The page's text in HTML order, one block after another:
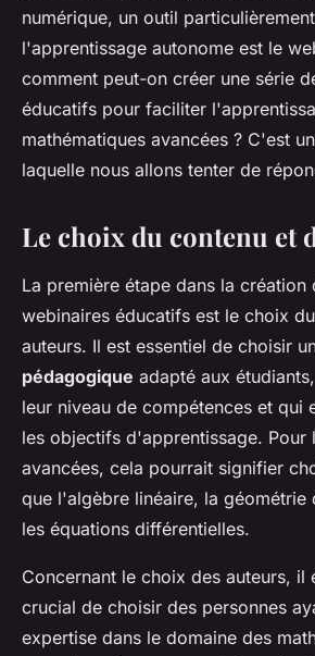
numérique, un outil
l'apprentissage autonome est le
comment peut-on créer une série
éducatifs pour faciliter
mathématiques avancées ? C'est
laquelle nous allons tenter de
Le choix du contenu et
La première étape dans la création
webinaires éducatifs est le choix
auteurs. Il est essentiel de choisir
pédagogique adapté aux
leur niveau de compétences et qui
les objectifs d'apprentissage. Pour
avancées, cela pourrait signifier
que l'algèbre linéaire, la géométrie
les équations différentielles.
Concernant le choix des auteurs, il
crucial de choisir des personnes
expertise dans le domaine des